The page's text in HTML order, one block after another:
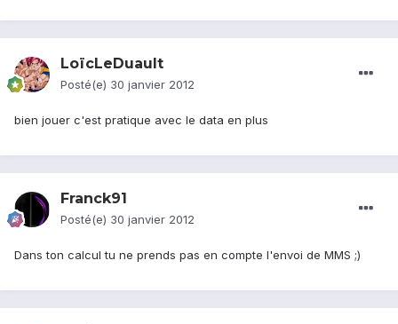
LoïcLeDuault
Posté(e) 30 janvier 2012
bien jouer c'est pratique avec le data en plus
Franck91
Posté(e) 30 janvier 2012
Dans ton calcul tu ne prends pas en compte l'envoi de MMS ;)